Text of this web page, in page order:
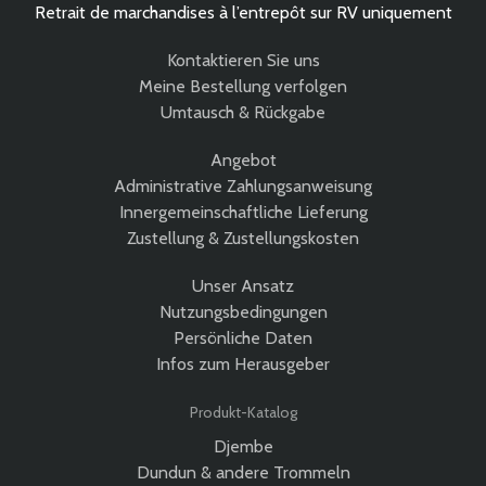
Retrait de marchandises à l’entrepôt sur RV uniquement
Kontaktieren Sie uns
Meine Bestellung verfolgen
Umtausch & Rückgabe
Angebot
Administrative Zahlungsanweisung
Innergemeinschaftliche Lieferung
Zustellung & Zustellungskosten
Unser Ansatz
Nutzungsbedingungen
Persönliche Daten
Infos zum Herausgeber
Produkt-Katalog
Djembe
Dundun & andere Trommeln